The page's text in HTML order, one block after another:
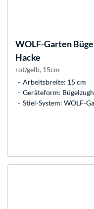
WOLF-Garten
Hacke
rot/gelb, 15cm
Arbeitsbreite: 15 cm
Geräteform:
Stiel-System: WOLF-